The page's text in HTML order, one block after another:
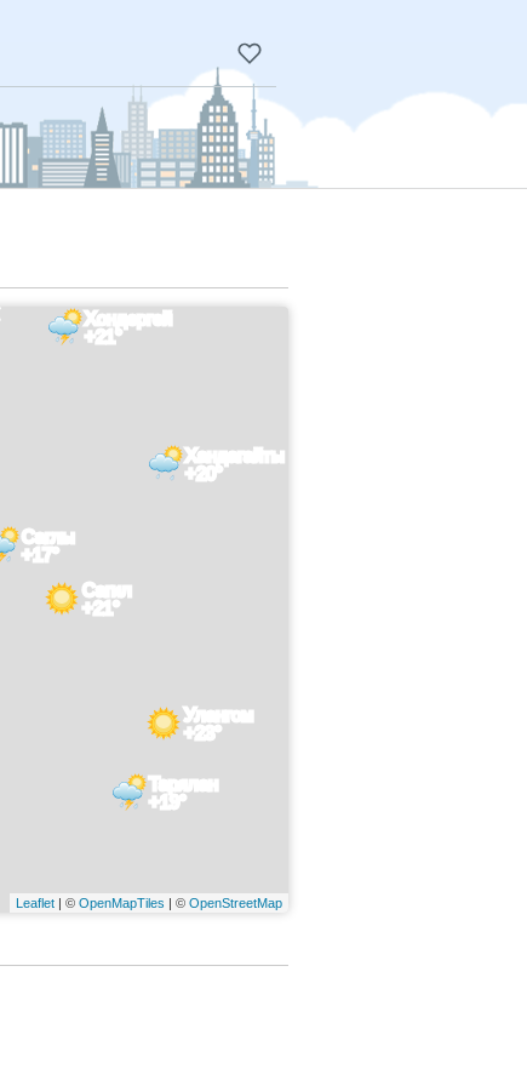
Улангом
+23°
Хандагайты
+20°
Саглы
+17°
Сагил
+21°
Хондергей
+21°
Тарялан
+19°
Leaflet | © OpenMapTiles | © OpenStreetMap